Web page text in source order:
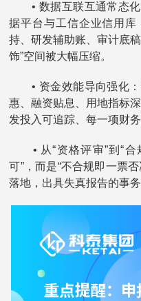
• 数据互联互通常态化
据平台与工信企业信用
持、研发辅助账、审计底
饰”空间被大幅压缩。
• 资金效能导向强化：
惠、融资贴息、用地指标
发投入可追踪、每一项财务
• 从“资格评审”到“合
可”，而是“不合规即一票
落地，出具失真报告的事